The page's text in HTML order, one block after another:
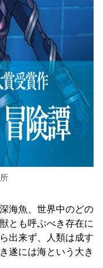
海魚、世界中のどの
とも呼ぶべき存在に
出来ず、人類は成す
遂には海という大き